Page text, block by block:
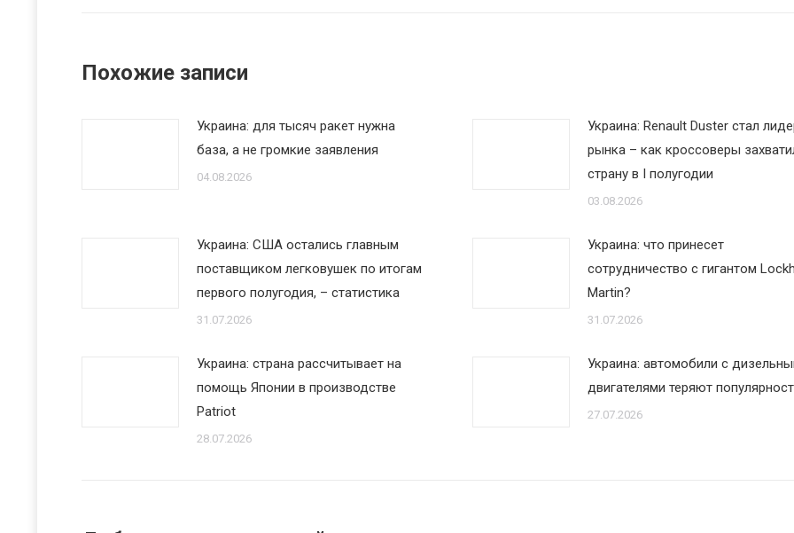
Похожие записи
Украина: для тысяч ракет нужна
база, а не громкие заявления
04.08.2026
Украина: Renault Duster стал
рынка – как кроссоверы
страну в I полугодии
03.08.2026
Украина: США остались главным
поставщиком легковушек по итогам
первого полугодия, – статистика
31.07.2026
Украина: что принесет
сотрудничество с гигантом
Martin?
31.07.2026
Украина: страна рассчитывает на
помощь Японии в производстве
Patriot
28.07.2026
Украина: автомобили с
двигателями теряют
27.07.2026